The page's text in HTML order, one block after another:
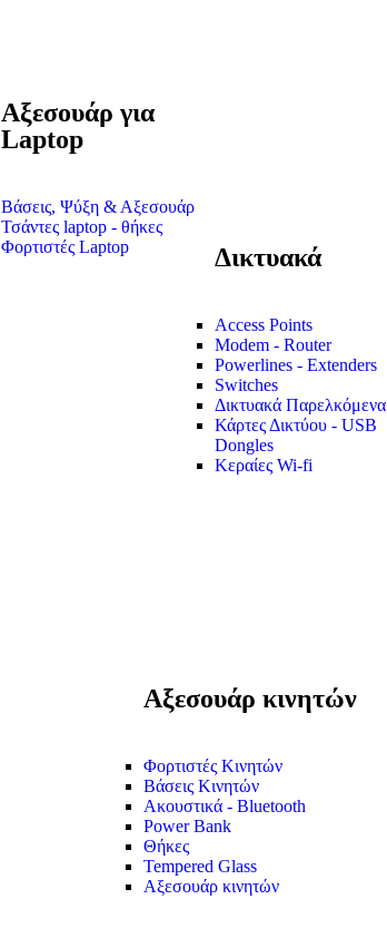
Αξεσουάρ για
Laptop
Βάσεις, Ψύξη & Αξεσουάρ
Τσάντες laptop - θήκες
Φορτιστές Laptop
Δικτυακά
Access Points
Modem - Router
Powerlines - Extenders
Switches
Δικτυακά Παρελκόμενα
Κάρτες Δικτύου - USB
Dongles
Κεραίες Wi-fi
Αξεσουάρ κινητών
Φορτιστές Κινητών
Βάσεις Κινητών
Ακουστικά - Bluetooth
Power Bank
Θήκες
Tempered Glass
Αξεσουάρ κινητών